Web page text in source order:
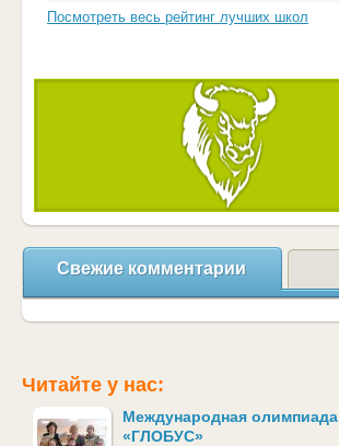
Посмотреть весь рейтинг лучших школ
Свежие комментарии
Читайте у нас:
Международная олимпиада
«ГЛОБУС»